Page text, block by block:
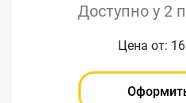
Доступно у 2
Цена от: